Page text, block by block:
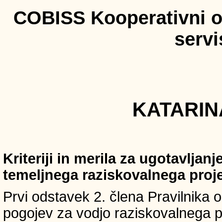
COBISS Kooperativni
Kriteriji in merila za
temeljnega raziskovalnega
Prvi odstavek 2. člena Pravilnika
pogojev za vodjo raziskovalnega